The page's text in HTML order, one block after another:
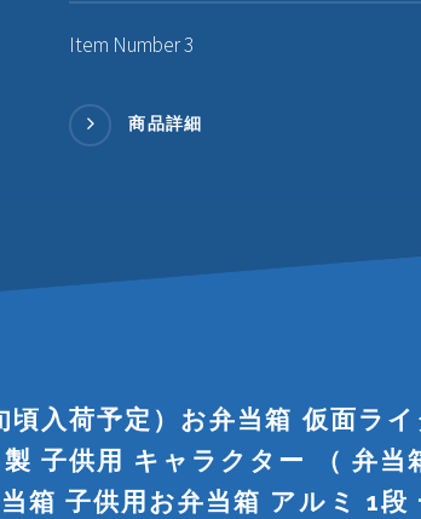
Item Number 3
商品詳細
入荷予定）お弁当箱 仮面ライ
子供用 キャラクター （ 弁当
箱 子供用お弁当箱 アルミ 1段